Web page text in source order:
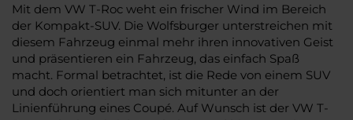
Mit dem VW T-Roc weht ein frischer Wind im Bereich
der Kompakt-SUV. Die Wolfsburger unterstreichen mit
diesem Fahrzeug einmal mehr ihren innovativen Geist
und präsentieren ein Fahrzeug, das einfach Spaß
macht. Formal betrachtet, ist die Rede von einem SUV
und doch orientiert man sich mitunter an der
Linienführung eines Coupé. Auf Wunsch ist der VW T-